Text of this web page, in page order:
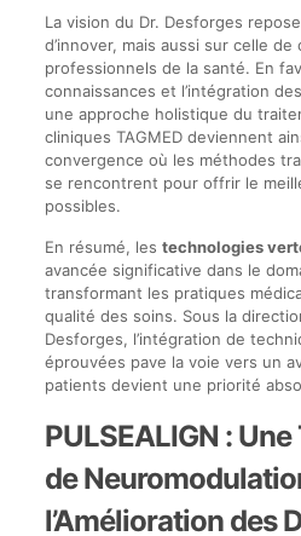
La vision du Dr. Desforges
d’innover, mais aussi sur celle
professionnels de la santé. En
connaissances et l’intégration
une approche holistique du
cliniques TAGMED deviennent
convergence où les méthodes
se rencontrent pour offrir le
possibles.
En résumé, les technologies
avancée significative dans le
transformant les pratiques
qualité des soins. Sous la
Desforges, l’intégration de
éprouvées pave la voie vers un
patients devient une priorité
PULSEALIGN :
de
l’Amélioration des